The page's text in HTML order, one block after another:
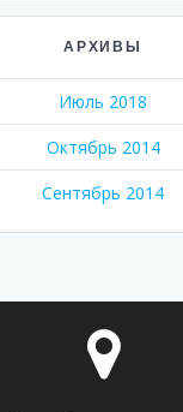
АРХИВЫ
Июль 2018
Октябрь 2014
Сентябрь 2014